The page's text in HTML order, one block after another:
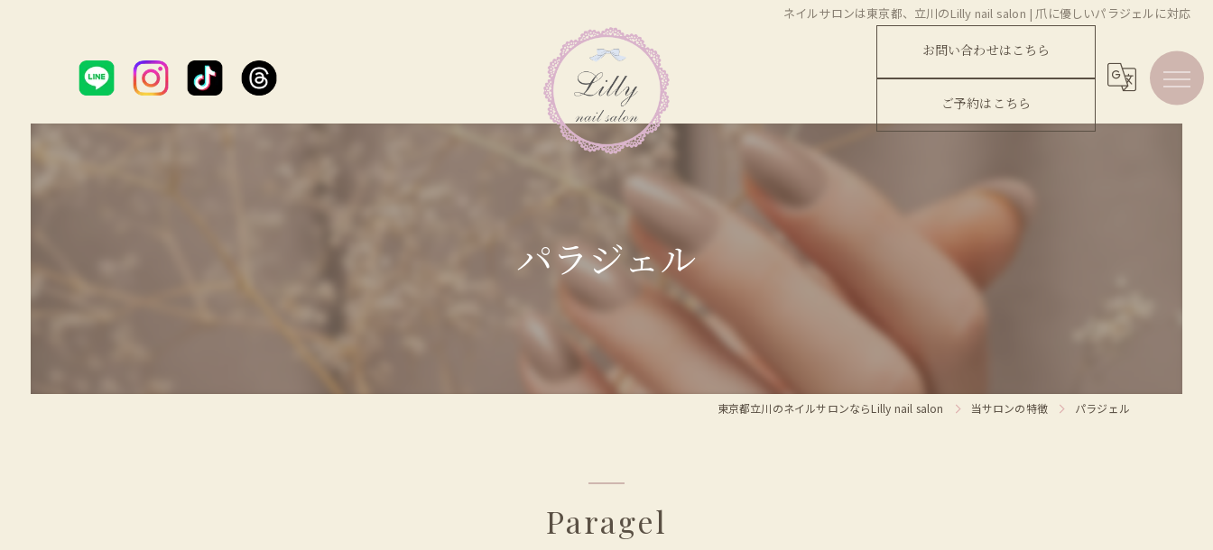
ネイルサロンは東京都、立川のLilly nail salon | 爪に優しいパラジェルに対応
お問い合わせはこちら
ご予約はこちら
パラジェル
東京都立川のネイルサロンならLilly nail salon 当サロンの特徴 パラジェル
Paragel